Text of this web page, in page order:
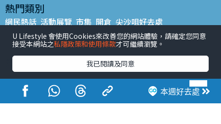
本週好去處
熱門類別
網民熱話 活動展覽 市集 開倉 尖沙咀好去處
銅鑼灣好去處 元朗好去處 荃灣好去處 旺角好去處 社會
餐廳情報 戶外郊遊
熱門標籤
#UGO搵好去處 #人氣活動推介 #美食社群熱話
#親子玩樂好去處
#ULifestyle應用程式
#限時搶
#UJetso禮物放送
#ULifestyle商戶中心 #著數 #網絡熱話
U Lifestyle 會使用Cookies來改善您的網站體驗，請確定您同意
接受本網站之私隱政策和使用條款才可繼續瀏覽。
我已閱讀及同意